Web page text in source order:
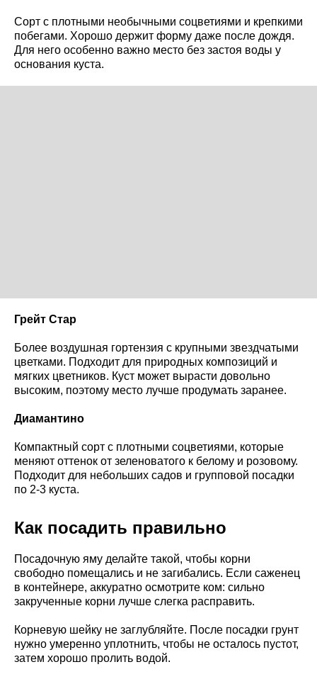
Сорт с плотными необычными соцветиями и крепкими
побегами. Хорошо держит форму даже после дождя.
Для него особенно важно место без застоя воды у
основания куста.
Грейт Стар
Более воздушная гортензия с крупными звездчатыми
цветками. Подходит для природных композиций и
мягких цветников. Куст может вырасти довольно
высоким, поэтому место лучше продумать заранее.
Диамантино
Компактный сорт с плотными соцветиями, которые
меняют оттенок от зеленоватого к белому и розовому.
Подходит для небольших садов и групповой посадки
по 2-3 куста.
Как посадить правильно
Посадочную яму делайте такой, чтобы корни
свободно помещались и не загибались. Если саженец
в контейнере, аккуратно осмотрите ком: сильно
закрученные корни лучше слегка расправить.
Корневую шейку не заглубляйте. После посадки грунт
нужно умеренно уплотнить, чтобы не осталось пустот,
затем хорошо пролить водой.